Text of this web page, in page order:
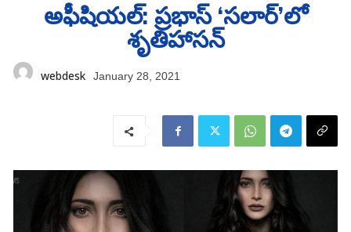
అఫీషియల్‌: ప్రభాస్‌ ‘సలార్‌’లో
శృతిహాసన్‌
webdesk January 28, 2021